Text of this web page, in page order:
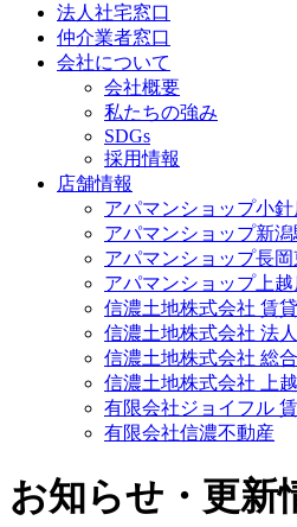
法人社宅窓口
仲介業者窓口
会社について
会社概要
私たちの強み
SDGs
採用情報
店舗情報
アパマンショップ小針
アパマンショップ新
アパマンショップ長
アパマンショップ上越
信濃土地株式会社 賃
信濃土地株式会社 法
信濃土地株式会社 総
信濃土地株式会社 上
有限会社ジョイフル
有限会社信濃不動産
お知らせ・更新